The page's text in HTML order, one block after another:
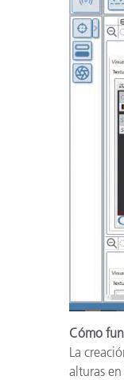
Cómo
La
alturas